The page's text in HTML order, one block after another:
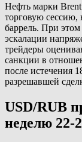
Нефть марки
торговую сессию,
баррель. При
эскалации
трейдеры
санкции в
после истечения
разрешавшей
USD/RUB
неделю 22-